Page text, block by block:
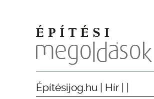
Építésijog.hu Hír